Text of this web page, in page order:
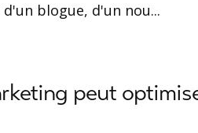
blogue, d'un nou...
peut